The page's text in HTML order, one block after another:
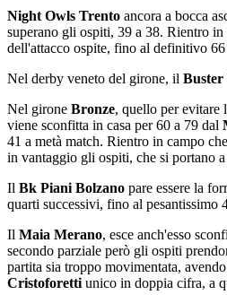
Night Owls Trento ancora a bocca
superano gli ospiti, 39 a 38. Rientro
dell'attacco ospite, fino al definitivo
Nel derby veneto del girone, il Buster
Nel girone Bronze, quello per evitare
viene sconfitta in casa per 60 a 79 dal
41 a metà match. Rientro in campo
in vantaggio gli ospiti, che si portano
Il Bk Piani Bolzano pare essere la
quarti successivi, fino al pesantissimo
Il Maia Merano, esce anch'esso
secondo parziale però gli ospiti
partita sia troppo movimentata,
Cristoforetti unico in doppia cifra, a